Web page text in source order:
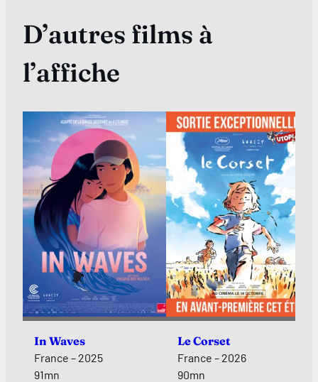
D’autres films à
l’affiche
In Waves
France – 2025
91mn
Le Corset
France – 2026
90mn